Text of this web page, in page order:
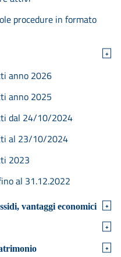
procedure in formato
+
anno 2026
anno 2025
dal 24/10/2024
al 23/10/2024
2023
al 31.12.2022
vantaggi economici +
+
+